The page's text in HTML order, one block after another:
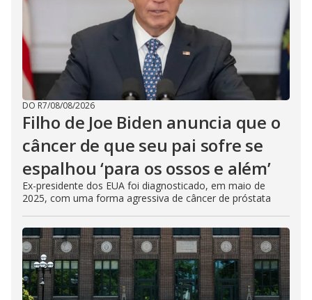
DO R7/08/08/2026
Filho de Joe Biden anuncia que o
câncer de que seu pai sofre se
espalhou ‘para os ossos e além’
Ex-presidente dos EUA foi diagnosticado, em maio de
2025, com uma forma agressiva de câncer de próstata